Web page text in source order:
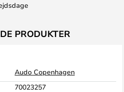
PRODUKTER
Audo Copenhagen
70023257